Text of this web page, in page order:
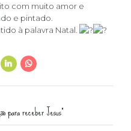
com muito amor e
e pintado.
à palavra Natal.
para receber Jesus"